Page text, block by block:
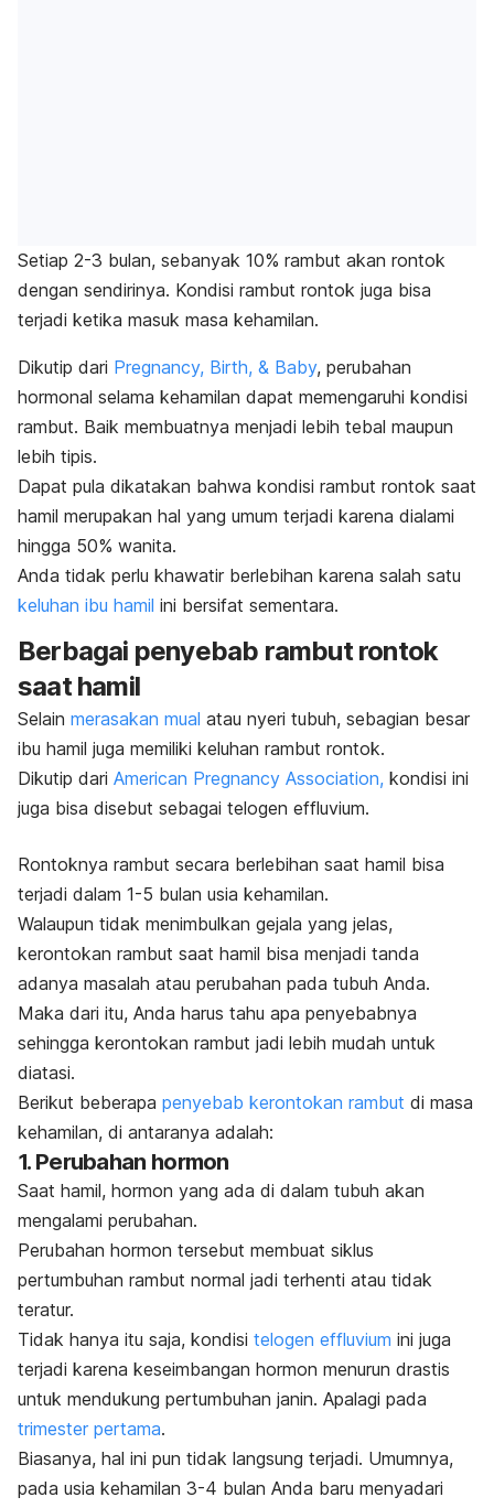
Setiap 2-3 bulan, sebanyak 10% rambut akan rontok
dengan sendirinya. Kondisi rambut rontok juga bisa
terjadi ketika masuk masa kehamilan.
Dikutip dari Pregnancy, Birth, & Baby, perubahan
hormonal selama kehamilan dapat memengaruhi kondisi
rambut. Baik membuatnya menjadi lebih tebal maupun
lebih tipis.
Dapat pula dikatakan bahwa kondisi rambut rontok saat
hamil merupakan hal yang umum terjadi karena dialami
hingga 50% wanita.
Anda tidak perlu khawatir berlebihan karena salah satu
keluhan ibu hamil ini bersifat sementara.
Berbagai penyebab rambut rontok
saat hamil
Selain merasakan mual atau nyeri tubuh, sebagian besar
ibu hamil juga memiliki keluhan rambut rontok.
Dikutip dari American Pregnancy Association, kondisi ini
juga bisa disebut sebagai telogen effluvium.
Rontoknya rambut secara berlebihan saat hamil bisa
terjadi dalam 1-5 bulan usia kehamilan.
Walaupun tidak menimbulkan gejala yang jelas,
kerontokan rambut saat hamil bisa menjadi tanda
adanya masalah atau perubahan pada tubuh Anda.
Maka dari itu, Anda harus tahu apa penyebabnya
sehingga kerontokan rambut jadi lebih mudah untuk
diatasi.
Berikut beberapa penyebab kerontokan rambut di masa
kehamilan, di antaranya adalah:
1. Perubahan hormon
Saat hamil, hormon yang ada di dalam tubuh akan
mengalami perubahan.
Perubahan hormon tersebut membuat siklus
pertumbuhan rambut normal jadi terhenti atau tidak
teratur.
Tidak hanya itu saja, kondisi telogen effluvium ini juga
terjadi karena keseimbangan hormon menurun drastis
untuk mendukung pertumbuhan janin. Apalagi pada
trimester pertama.
Biasanya, hal ini pun tidak langsung terjadi. Umumnya,
pada usia kehamilan 3-4 bulan Anda baru menyadari